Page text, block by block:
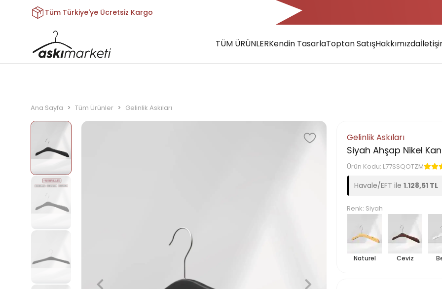
XXX TL ve Üzeri Alışverişlerde Kargo Bedava!
Tüm Türkiye'ye Ücretsiz Kargo
TÜM ÜRÜNLERKendin TasarlaToptan SatışHakkımızda
Ana Sayfa Tüm Ürünler Gelinlik Askıları
Gelinlik Askıları
Siyah Ahşap Nikel
Ürün Kodu: L77SSQOTZM
Havale/EFT ile 1.128,51 TL
Renk: Siyah
Naturel Ceviz